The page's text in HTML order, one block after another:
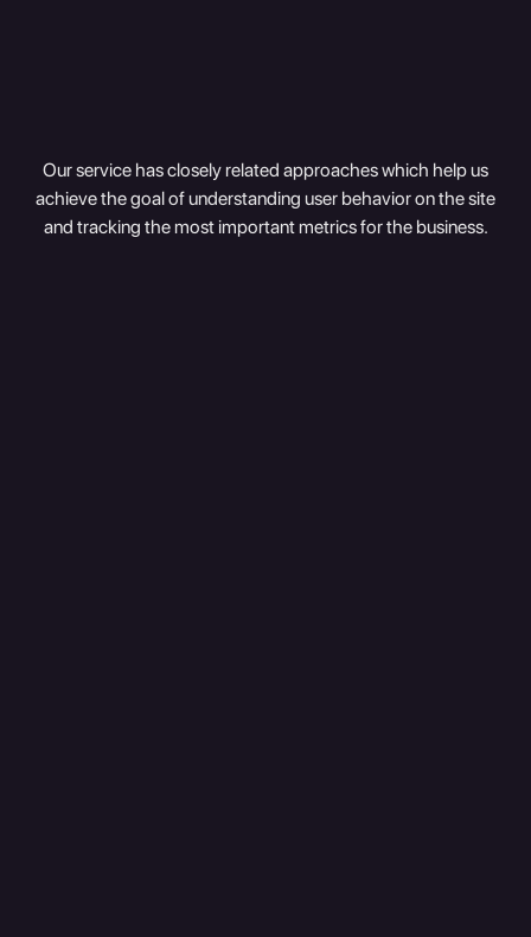
Our service has closely related approaches which help us
achieve the goal of understanding user behavior on the site
and tracking the most important metrics for the business.